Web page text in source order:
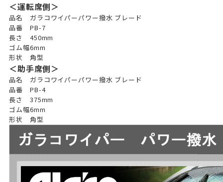
＜運転席側＞
品名
ガラコワイパーパワー撥水 ブレード
品番
PB-7
長さ
450mm
ゴム幅6mm
形状
角型
＜助手席側＞
品名
ガラコワイパーパワー撥水 ブレード
品番
PB-4
長さ
375mm
ゴム幅6mm
形状
角型